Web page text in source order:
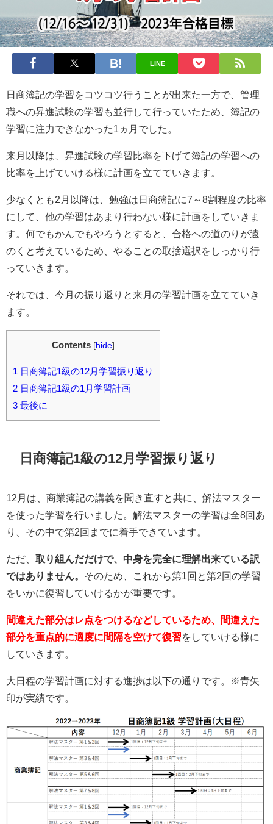
LINE
日商簿記の学習をコツコツ行うことが出来た一方で、管理
職への昇進試験の学習も並行して行っていたため、簿記の
学習に注力できなかった1ヵ月でした。
来月以降は、昇進試験の学習比率を下げて簿記の学習への
比率を上げていける様に計画を立てていきます。
少なくとも2月以降は、勉強は日商簿記に7～8割程度の比率
にして、他の学習はあまり行わない様に計画をしていきま
す。何でもかんでもやろうとすると、合格への道のりが遠
のくと考えているため、やることの取捨選択をしっかり行
っていきます。
それでは、今月の振り返りと来月の学習計画を立てていき
ます。
Contents [hide]
1 日商簿記1級の12月学習振り返り
2 日商簿記1級の1月学習計画
3 最後に
日商簿記1級の12月学習振り返り
12月は、商業簿記の講義を聞き直すと共に、解法マスター
を使った学習を行いました。解法マスターの学習は全8回あ
り、その中で第2回までに着手できています。
ただ、 取り組んだだけで、中身を完全に理解出来ている訳
ではありません。 そのため、これから第1回と第2回の学習
をいかに復習していけるかが重要です。
間違えた部分はレ点をつけるなどしているため、間違えた
部分を重点的に適度に間隔を空けて復習をしていける様に
していきます。
大日程の学習計画に対する進捗は以下の通りです。※青矢
印が実績です。